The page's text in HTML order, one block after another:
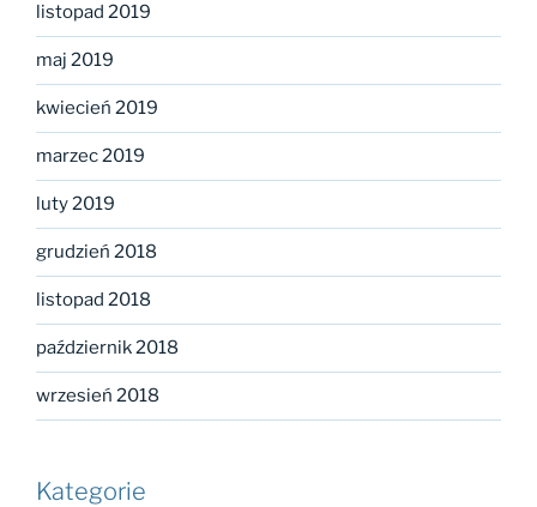
listopad 2019
maj 2019
kwiecień 2019
marzec 2019
luty 2019
grudzień 2018
listopad 2018
październik 2018
wrzesień 2018
Kategorie